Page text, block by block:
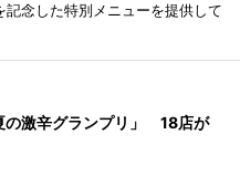
記念した特別メニューを提供して
の激辛グランプリ」 18店が